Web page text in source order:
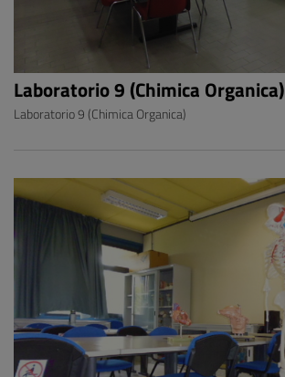
Laboratorio 9 (Chimica Organica)
Laboratorio 9 (Chimica Organica)